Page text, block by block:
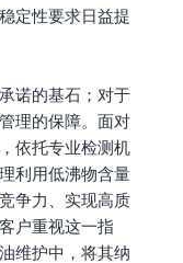
定性要求日益提
诺的基石；对于
理的保障。面对
依托专业检测机
利用低沸物含量
争力、实现高质
户重视这一指
维护中，将其纳